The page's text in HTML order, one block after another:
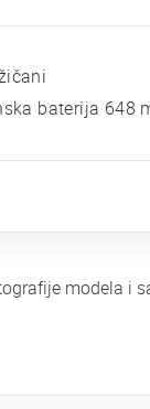
baterija 648
modela